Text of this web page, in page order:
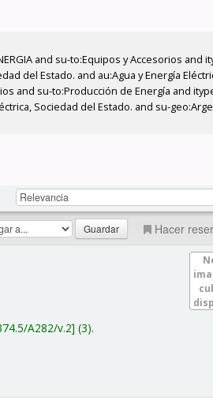
and su-to:Equipos y Accesorios and
del Estado. and au:Agua y Energía
and su-to:Producción de Energía and
Sociedad del Estado. and su-
Hacer
A282/v.2 (3).